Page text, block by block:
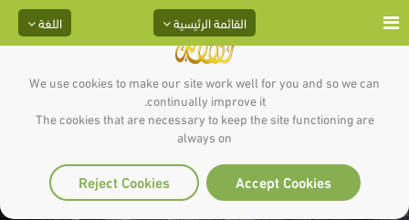
We use cookies to make our site work well for you and so we can
continually improve it.
The cookies that are necessary to keep the site functioning are
always on
Accept Cookies
Reject Cookies
اللغة القائمة الرئيسية
شهادة إنجيل برنابا